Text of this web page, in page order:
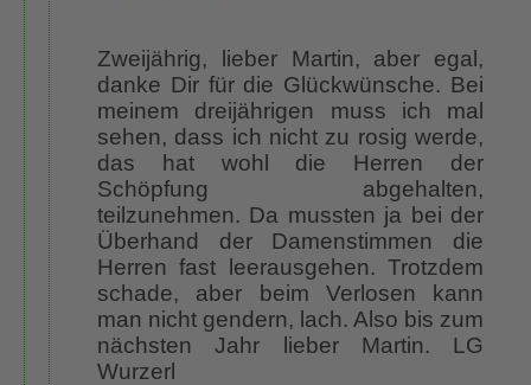
Zweijährig, lieber Martin, aber egal,
danke Dir für die Glückwünsche. Bei
meinem dreijährigen muss ich mal
sehen, dass ich nicht zu rosig werde,
das hat wohl die Herren der
Schöpfung abgehalten,
teilzunehmen. Da mussten ja bei der
Überhand der Damenstimmen die
Herren fast leerausgehen. Trotzdem
schade, aber beim Verlosen kann
man nicht gendern, lach. Also bis zum
nächsten Jahr lieber Martin. LG
Wurzerl